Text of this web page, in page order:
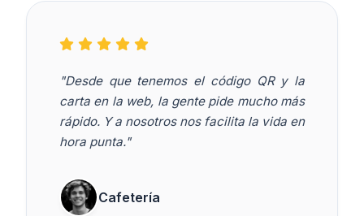
"Desde que tenemos el código QR y la
carta en la web, la gente pide mucho más
rápido. Y a nosotros nos facilita la vida en
hora punta."
Cafetería